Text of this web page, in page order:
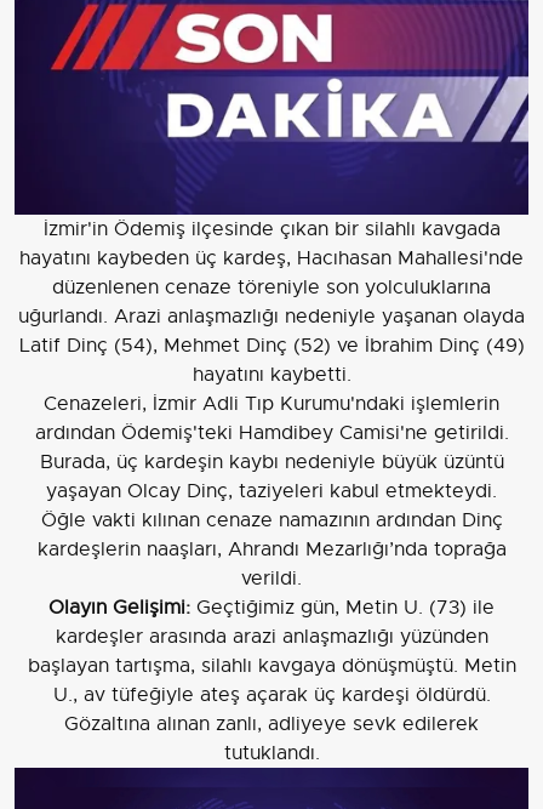
İzmir'in Ödemiş ilçesinde çıkan bir silahlı kavgada
hayatını kaybeden üç kardeş, Hacıhasan Mahallesi'nde
düzenlenen cenaze töreniyle son yolculuklarına
uğurlandı. Arazi anlaşmazlığı nedeniyle yaşanan olayda
Latif Dinç (54), Mehmet Dinç (52) ve İbrahim Dinç (49)
hayatını kaybetti.
Cenazeleri, İzmir Adli Tıp Kurumu'ndaki işlemlerin
ardından Ödemiş'teki Hamdibey Camisi'ne getirildi.
Burada, üç kardeşin kaybı nedeniyle büyük üzüntü
yaşayan Olcay Dinç, taziyeleri kabul etmekteydi.
Öğle vakti kılınan cenaze namazının ardından Dinç
kardeşlerin naaşları, Ahrandı Mezarlığı’nda toprağa
verildi.
Olayın Gelişimi: Geçtiğimiz gün, Metin U. (73) ile
kardeşler arasında arazi anlaşmazlığı yüzünden
başlayan tartışma, silahlı kavgaya dönüşmüştü. Metin
U., av tüfeğiyle ateş açarak üç kardeşi öldürdü.
Gözaltına alınan zanlı, adliyeye sevk edilerek
tutuklandı.